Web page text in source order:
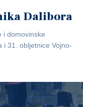
Dalibora
i domovinske
i 31. obljetnice Vojno-